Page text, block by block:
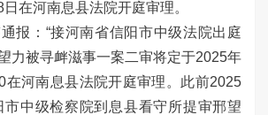
日在河南息县法院开庭审理。
报：“接河南省信阳市中级法院出庭
力被寻衅滋事一案二审将定于2025年
在河南息县法院开庭审理。此前2025
市中级检察院到息县看守所提审邢望